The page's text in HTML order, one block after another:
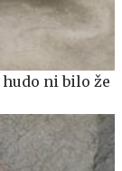
ni bilo že